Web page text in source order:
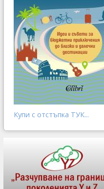
Купи с отстъпка ТУК...